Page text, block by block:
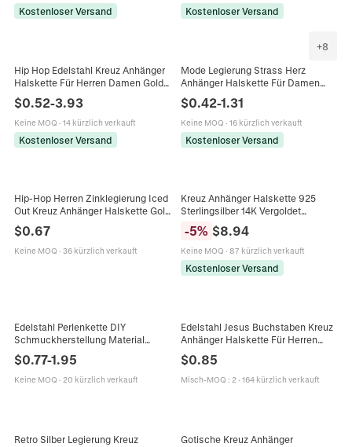
Kostenloser Versand Kostenloser Versand
Hip Hop Edelstahl Kreuz Anhänger
Halskette Für Herren Damen Gold
Religiöser Schmuck Halskette
$0.52-3.93
Keine MOQ · 14 kürzlich verkauft
Kostenloser Versand
+8
Mode Legierung Strass Herz
Anhänger Halskette Für Damen
Schleife Choker Gold Silber Kette
Schmuck
$0.42-1.31
Keine MOQ · 16 kürzlich verkauft
Kostenloser Versand
Hip-Hop Herren Zinklegierung Iced
Out Kreuz Anhänger Halskette Gold
Silber Vergoldet Strass Panzerkette
Mode Schmuck
$0.67
Keine MOQ · 36 kürzlich verkauft
Kreuz Anhänger Halskette 925
Sterlingsilber 14K Vergoldet
Funkelnder Zirkon Französischer
Retro Schmuck Für Damen
-5% $8.94
Keine MOQ · 87 kürzlich verkauft
Kostenloser Versand
Edelstahl Perlenkette DIY
Schmuckherstellung Material
Satellitenkette Für Halsketten
Armbänder Fußkettchen Gold Silber
$0.77-1.95
Keine MOQ · 20 kürzlich verkauft
Edelstahl Jesus Buchstaben Kreuz
Anhänger Halskette Für Herren
Nische Schmuck O-Kette Zubehör
$0.85
Misch-MOQ : 2· 164 kürzlich verkauft
Retro Silber Legierung Kreuz
Gotische Kreuz Anhänger